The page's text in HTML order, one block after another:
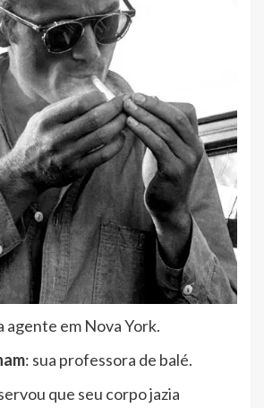
agente em Nova York.
: sua professora de balé.
que seu corpo jazia